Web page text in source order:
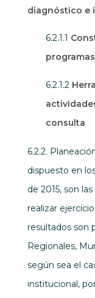
diagnóstico e
6.2.1.1
6.2.1.2
consulta
6.2.2.
dispuesto en
de 2015, son
realizar
resultados son
Regionales,
según sea el
institucional,